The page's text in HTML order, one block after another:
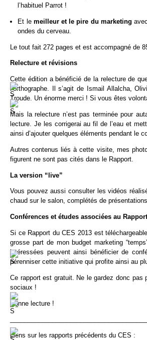
l’habituel Parrot !
Et le meilleur et le pire du marketing
ondes du cerveau.
Le tout fait 272 pages et est accompagné de
Relecture et révisions
Cette édition a bénéficié de la relecture de
l’orthographe. Il s’agit de Ismail Allalcha,
Troude. Un énorme merci ! Si vous êtes
Mais la relecture n’est pas terminée pour
lecture. Je les corrigerai au fil de l’eau et
ainsi d’ajouter quelques éléments pendant le
Autres contenus liés à cette visite, mes
figurent ne sont pas cités dans le Rapport.
La version “live”
Vous pouvez aussi consulter les vidéos
chaud sur le salon, complétés de
Conférences et études associées au
Si ce Rapport du CES 2013 est
grosse part de mon budget marketing
intéressées peuvent ainsi bénéficier de
pérenniser cette initiative qui profite ainsi au
Ce rapport est gratuit. Ne le gardez donc
sociaux !
Bonne lecture !
Liens sur les rapports précédents du CES :